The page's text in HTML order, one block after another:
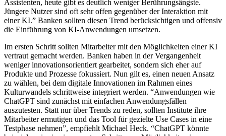
Assistenten, heute gibt es deutlich weniger Berührungsängste.
Jüngere Nutzer sind oft sehr offen gegenüber der Interaktion mit
einer KI.” Banken sollten diesen Trend berücksichtigen und offensiv
die Einführung von KI-Anwendungen umsetzen.
Im ersten Schritt sollten Mitarbeiter mit den Möglichkeiten einer KI
vertraut gemacht werden. Banken haben in der Vergangenheit
weniger innovationsorientiert gearbeitet, sondern sich eher auf
Produkte und Prozesse fokussiert. Nun gilt es, einen neuen Ansatz
zu wählen, bei dem digitale Innovationen im Rahmen eines
Kulturwandels schrittweise integriert werden. “Anwendungen wie
ChatGPT sind zunächst mit einfachen Anwendungsfällen
auszutesten. Statt nur über Trends zu reden, sollten Institute ihre
Mitarbeiter ermutigen und das Tool für gezielte Use Cases in eine
Testphase nehmen”, empfiehlt Michael Heck. “ChatGPT könnte